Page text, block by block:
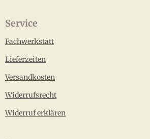
Service
Fachwerkstatt
Lieferzeiten
Versandkosten
Widerrufsrecht
Widerruf erklären